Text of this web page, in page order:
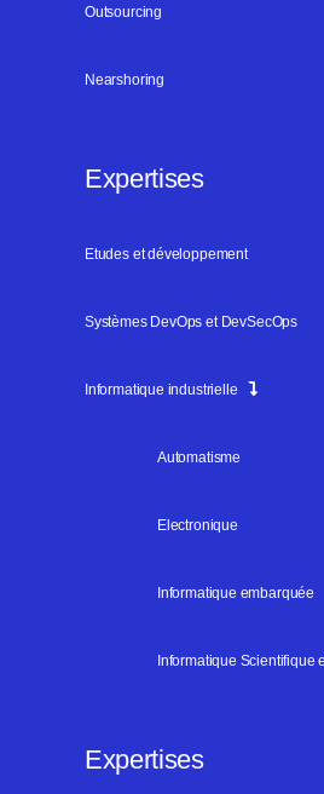
Outsourcing
Nearshoring
Expertises
Etudes et développement
Systèmes DevOps et DevSecOps
Informatique industrielle
Automatisme
Electronique
Informatique embarquée
Informatique Scientifique
Expertises